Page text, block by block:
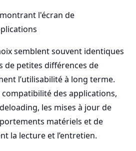
semblent souvent identiques
de petites différences de
l’utilisabilité à long terme.
des applications,
les mises à jour de
matériels et de
la lecture et l’entretien.